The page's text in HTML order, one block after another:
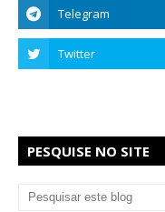
PESQUISE NO SITE